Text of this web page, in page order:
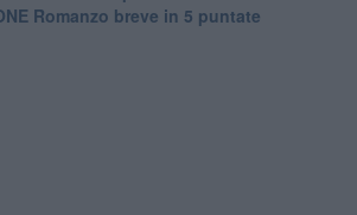
Romanzo breve in 5 puntate